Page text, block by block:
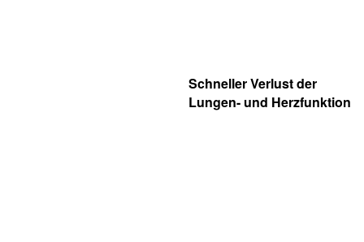
Schneller Verlust der
Lungen- und Herzfunktion